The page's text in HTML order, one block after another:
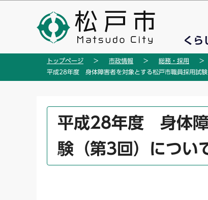
先
くら
トップページ 市政情報 総務・採用
平成28年度 身体障害者を対象とする松戸市職員採用試験
か
平成28年度 身体障
験（第3回）につい